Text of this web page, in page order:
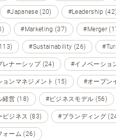
#Japanese (20) #Leadership (42)
#Marketing (37) #Merger
#Sustainability (26)
レナーシップ (24) #イノベーショ
ョンマネジメント (15) #オープン
経営 (18) #ビジネスモデル (56)
ビジネス (83) #ブランディング
ォーム (26)